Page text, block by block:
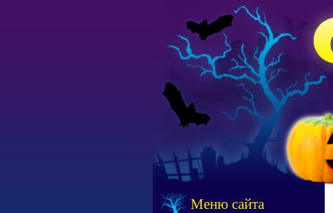
Меню сайта